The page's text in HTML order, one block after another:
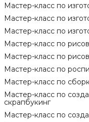
Мастер-класс по
Мастер-класс по
Мастер-класс по
Мастер-класс по
Мастер-класс по
Мастер-класс по
Мастер-класс по
Мастер-класс по
скрапбукинг
Мастер-класс по